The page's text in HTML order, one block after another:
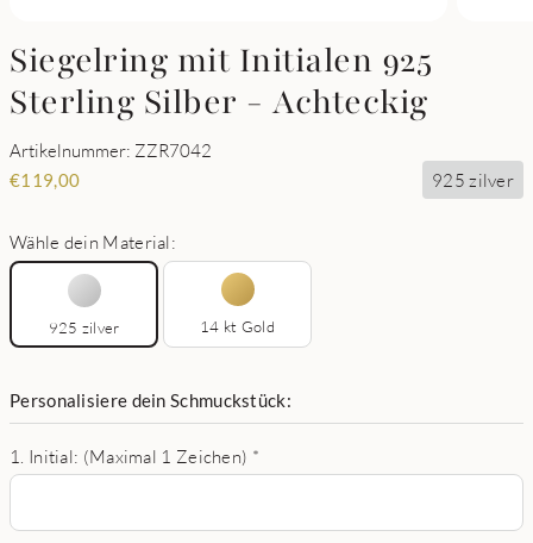
Siegelring mit Initialen 925
Sterling Silber - Achteckig
Artikelnummer: ZZR7042
€119,00 925 zilver
Wähle dein Material:
925 zilver 14 kt Gold
Personalisiere dein Schmuckstück:
1. Initial: (Maximal 1 Zeichen) *